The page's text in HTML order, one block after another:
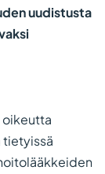
uudistusta